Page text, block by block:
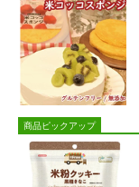
商品ピックアップ